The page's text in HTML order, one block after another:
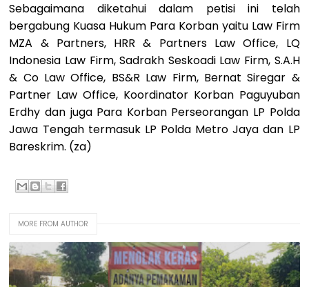
Sebagaimana diketahui dalam petisi ini telah
bergabung Kuasa Hukum Para Korban yaitu Law Firm
MZA & Partners, HRR & Partners Law Office, LQ
Indonesia Law Firm, Sadrakh Seskoadi Law Firm, S.A.H
& Co Law Office, BS&R Law Firm, Bernat Siregar &
Partner Law Office, Koordinator Korban Paguyuban
Erdhy dan juga Para Korban Perseorangan LP Polda
Jawa Tengah termasuk LP Polda Metro Jaya dan LP
Bareskrim. (za)
MORE FROM AUTHOR